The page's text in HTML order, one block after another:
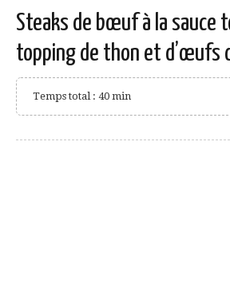
Steaks de bœuf à la sauce
topping de thon et d’œufs
Temps total : 40 min